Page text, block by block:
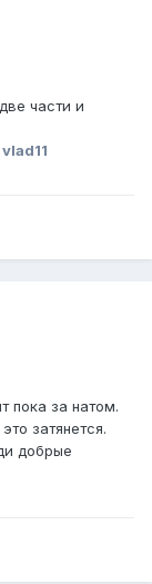
части и
пока за натом.
затянется.
добрые